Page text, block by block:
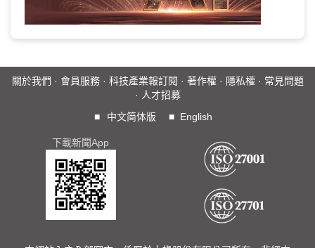
關於我們 · 會員服務· 科技產業報訂閱 · 著作權· 隱私權· 常見問題
· 人才招募
■
中文简体版 ■ English
下載新聞App